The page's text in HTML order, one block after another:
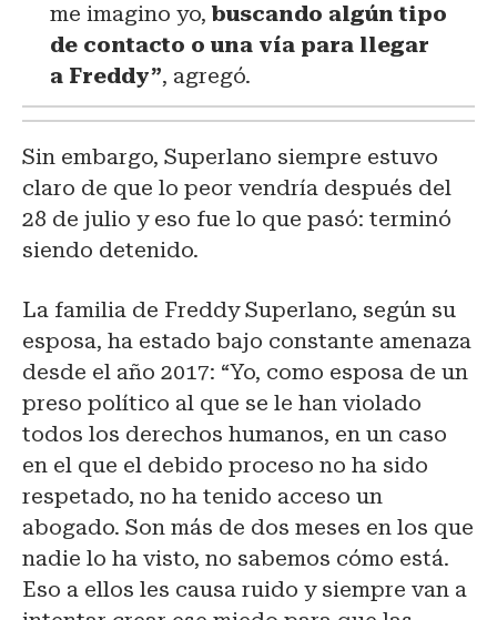
me imagino yo, buscando algún tipo
de contacto o una vía para llegar
a Freddy”, agregó.
Sin embargo, Superlano siempre estuvo
claro de que lo peor vendría después del
28 de julio y eso fue lo que pasó: terminó
siendo detenido.
La familia de Freddy Superlano, según su
esposa, ha estado bajo constante amenaza
desde el año 2017: “Yo, como esposa de un
preso político al que se le han violado
todos los derechos humanos, en un caso
en el que el debido proceso no ha sido
respetado, no ha tenido acceso un
abogado. Son más de dos meses en los que
nadie lo ha visto, no sabemos cómo está.
Eso a ellos les causa ruido y siempre van a